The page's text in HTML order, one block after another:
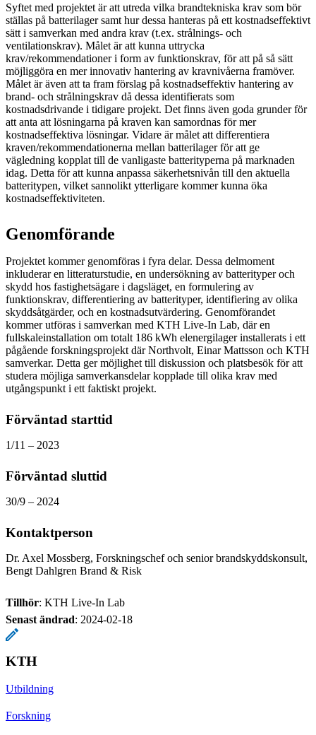
Syftet med projektet är att utreda vilka brandtekniska krav som bör
ställas på batterilager samt hur dessa hanteras på ett kostnadseffektivt
sätt i samverkan med andra krav (t.ex. strålnings- och
ventilationskrav). Målet är att kunna uttrycka
krav/rekommendationer i form av funktionskrav, för att på så sätt
möjliggöra en mer innovativ hantering av kravnivåerna framöver.
Målet är även att ta fram förslag på kostnadseffektiv hantering av
brand- och strålningskrav då dessa identifierats som
kostnadsdrivande i tidigare projekt. Det finns även goda grunder för
att anta att lösningarna på kraven kan samordnas för mer
kostnadseffektiva lösningar. Vidare är målet att differentiera
kraven/rekommendationerna mellan batterilager för att ge
vägledning kopplat till de vanligaste batterityperna på marknaden
idag. Detta för att kunna anpassa säkerhetsnivån till den aktuella
batteritypen, vilket sannolikt ytterligare kommer kunna öka
kostnadseffektiviteten.
Genomförande
Projektet kommer genomföras i fyra delar. Dessa delmoment
inkluderar en litteraturstudie, en undersökning av batterityper och
skydd hos fastighetsägare i dagsläget, en formulering av
funktionskrav, differentiering av batterityper, identifiering av olika
skyddsåtgärder, och en kostnadsutvärdering. Genomförandet
kommer utföras i samverkan med KTH Live-In Lab, där en
fullskaleinstallation om totalt 186 kWh elenergilager installerats i ett
pågående forskningsprojekt där Northvolt, Einar Mattsson och KTH
samverkar. Detta ger möjlighet till diskussion och platsbesök för att
studera möjliga samverkansdelar kopplade till olika krav med
utgångspunkt i ett faktiskt projekt.
Förväntad starttid
1/11 – 2023
Förväntad sluttid
30/9 – 2024
Kontaktperson
Dr. Axel Mossberg, Forskningschef och senior brandskyddskonsult,
Bengt Dahlgren Brand & Risk
Tillhör: KTH Live-In Lab
Senast ändrad: 2024-02-18
KTH
Utbildning
Forskning